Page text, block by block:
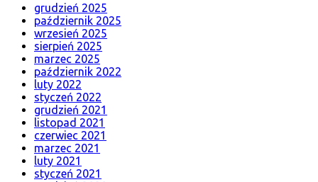
grudzień 2025
październik 2025
wrzesień 2025
sierpień 2025
marzec 2025
październik 2022
luty 2022
styczeń 2022
grudzień 2021
listopad 2021
czerwiec 2021
marzec 2021
luty 2021
styczeń 2021